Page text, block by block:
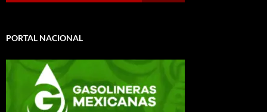
PORTAL NACIONAL